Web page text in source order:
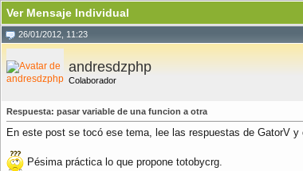
Ver Mensaje Individual
26/01/2012, 11:23
andresdzphp
Colaborador
Respuesta: pasar variable de una funcion a otra
En este post se tocó ese tema, lee las respuestas de GatorV
Pésima práctica lo que propone totobycrg.